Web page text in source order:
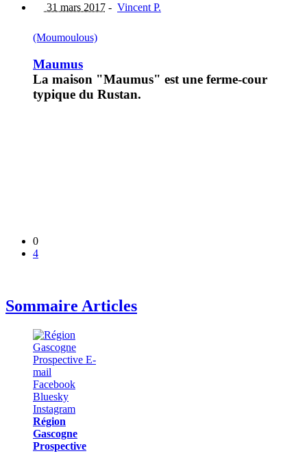
31 mars 2017 - Vincent P.
(Moumoulous)
Maumus
La maison "Maumus" est une ferme-cour
typique du Rustan.
0
4
Sommaire Articles
Région
Gascogne
Prospective